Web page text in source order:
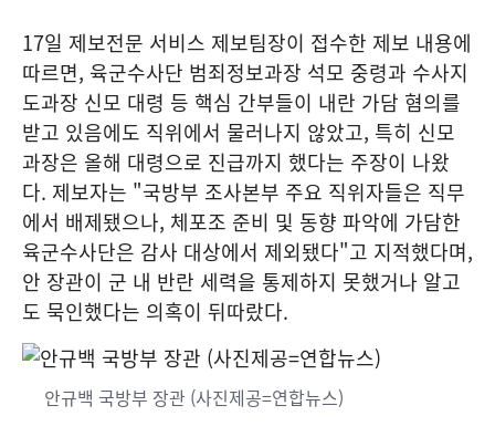
17일 제보전문 서비스 제보팀장이 접수한 제보 내용에
따르면, 육군수사단 범죄정보과장 석모 중령과 수사지
도과장 신모 대령 등 핵심 간부들이 내란 가담 혐의를
받고 있음에도 직위에서 물러나지 않았고, 특히 신모
과장은 올해 대령으로 진급까지 했다는 주장이 나왔
다. 제보자는 "국방부 조사본부 주요 직위자들은 직무
에서 배제됐으나, 체포조 준비 및 동향 파악에 가담한
육군수사단은 감사 대상에서 제외됐다"고 지적했다며,
안 장관이 군 내 반란 세력을 통제하지 못했거나 알고
도 묵인했다는 의혹이 뒤따랐다.
안규백 국방부 장관 (사진제공=연합뉴스)